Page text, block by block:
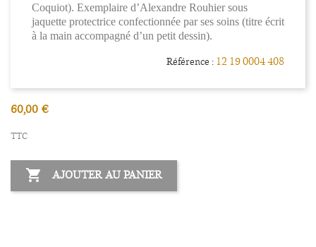
Coquiot). Exemplaire d’Alexandre Rouhier sous
jaquette protectrice confectionnée par ses soins (titre écrit
à la main accompagné d’un petit dessin).
Référence : 12 19 0004 408
60,00 €
TTC
 AJOUTER AU PANIER